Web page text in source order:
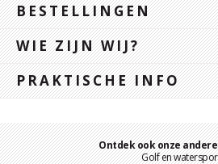
BESTELLINGEN
WIE ZIJN WIJ?
PRAKTISCHE INFO
Ontdek ook onze
Golf en